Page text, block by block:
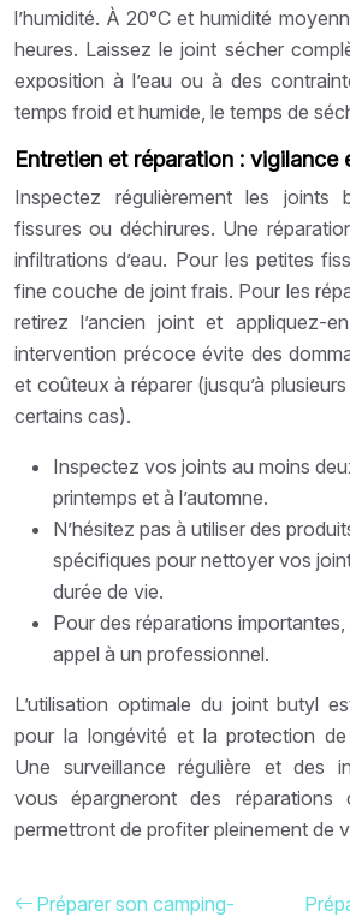
l’humidité. À 20°C et humidité
heures. Laissez le joint sécher
exposition à l’eau ou à des
temps froid et humide, le temps de
Entretien et réparation : vigilance
Inspectez régulièrement les joints
fissures ou déchirures. Une
infiltrations d’eau. Pour les petites
fine couche de joint frais. Pour les
retirez l’ancien joint et appliquez-
intervention précoce évite des
et coûteux à réparer (jusqu’à plusieurs
certains cas).
Inspectez vos joints au moins
printemps et à l’automne.
N’hésitez pas à utiliser des
spécifiques pour nettoyer vos
durée de vie.
Pour des réparations importantes,
appel à un professionnel.
L’utilisation optimale du joint butyl
pour la longévité et la protection
Une surveillance régulière et des
vous épargneront des réparations
permettront de profiter pleinement de
Préparer son camping-